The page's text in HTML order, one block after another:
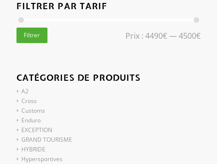
FILTRER PAR TARIF
Filtrer Prix :4490€—4500€
CATÉGORIES DE PRODUITS
A2
Cross
Customs
Enduro
EXCEPTION
GRAND TOURISME
HYBRIDE
Hypersportives